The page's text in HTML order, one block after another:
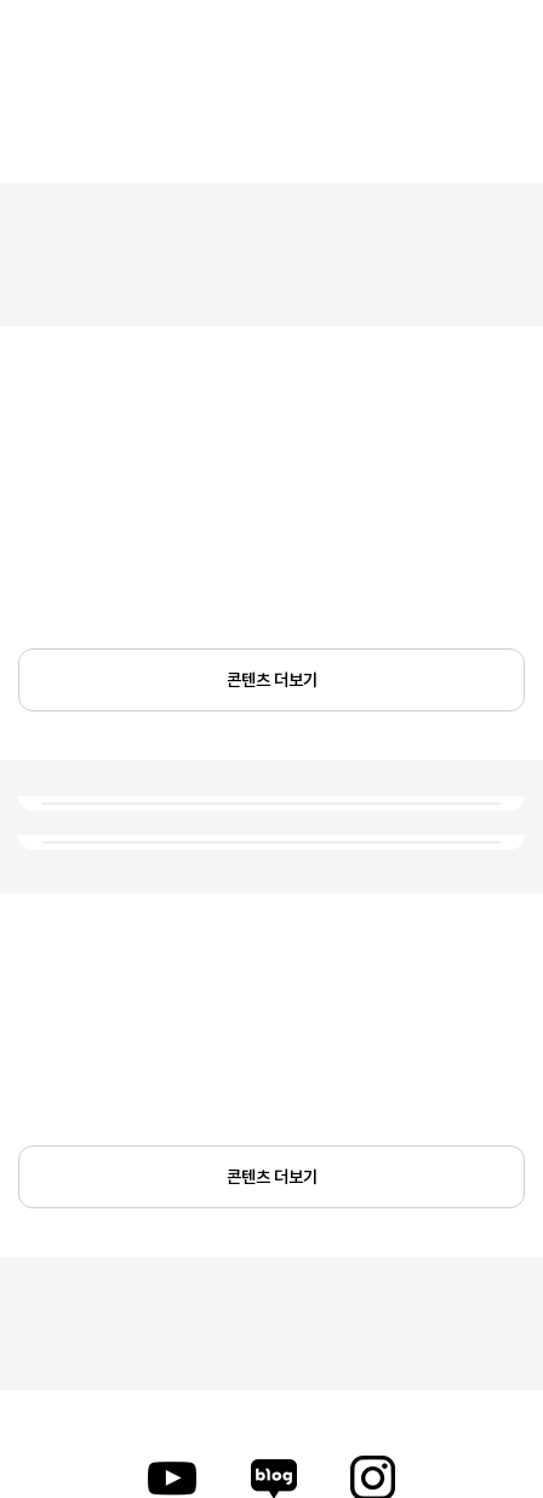
콘텐츠 더보기
콘텐츠 더보기